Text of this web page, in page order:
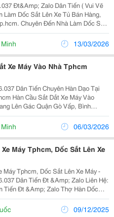
Đt&Amp; Zalo Dân Tiến ( Vui Vẽ
Làm Dốc Sắt Lên Xe Tủ Bán Hàng,
Làm Dốc Sắt
Xe Lăn Tại Nhà Quận 1, 2, 3, 4, 5,
Gò Vấp, Phú Nhuận,...
13/03/2026
Xe Máy Vào Nhà Tphcm
Dân Tiến Chuyên Hàn Dạo Tại
Vào
Lên Gác Quận Gò Vấp, Bình
Nhuận, Tân Bình...hàn Cửa Sắt,
Hàn Cầu Dắt Xe Máy Vào Nhà
06/03/2026
Máy Tphcm, Dốc Sắt Lên Xe
Máy Tphcm, Dốc Sắt Lên Xe Máy -
Dân Tiến Đt &Amp; Zalo Liên Hệ:
&Amp; Zalo Thợ Hàn Dốc
Tphcm (Cầu Sắt Xe Dắt Máy) Dân
0947.406.037....
09/12/2025